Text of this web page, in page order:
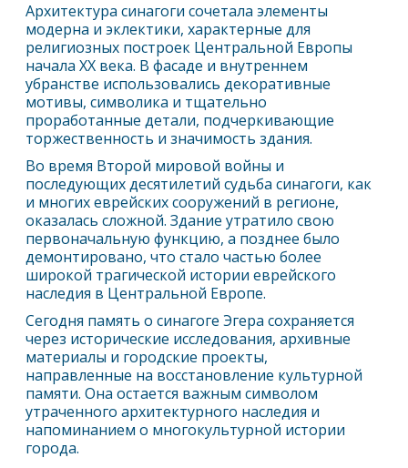
Архитектура синагоги сочетала элементы
модерна и эклектики, характерные для
религиозных построек Центральной Европы
начала XX века. В фасаде и внутреннем
убранстве использовались декоративные
мотивы, символика и тщательно
проработанные детали, подчеркивающие
торжественность и значимость здания.
Во время Второй мировой войны и
последующих десятилетий судьба синагоги, как
и многих еврейских сооружений в регионе,
оказалась сложной. Здание утратило свою
первоначальную функцию, а позднее было
демонтировано, что стало частью более
широкой трагической истории еврейского
наследия в Центральной Европе.
Сегодня память о синагогеЭгера сохраняется
через исторические исследования, архивные
материалы и городские проекты,
направленные на восстановление культурной
памяти. Она остается важным символом
утраченного архитектурного наследия и
напоминанием о многокультурной истории
города.